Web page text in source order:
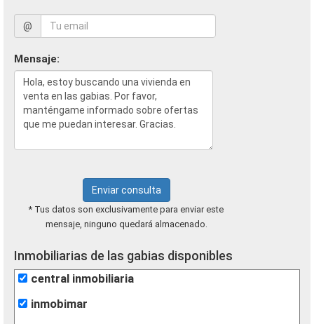
@
Mensaje:
Enviar consulta
* Tus datos son exclusivamente para enviar este
mensaje, ninguno quedará almacenado.
Inmobiliarias de las gabias disponibles
central inmobiliaria
inmobimar